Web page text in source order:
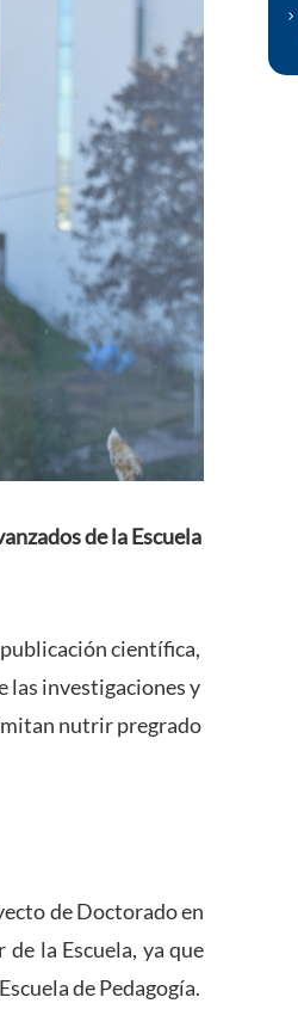
de la Escuela
científica,
las investigaciones y
nutrir pregrado
de Doctorado en
la Escuela, ya que
de Pedagogía.